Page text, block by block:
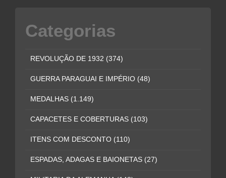
Categorias
REVOLUÇÃO DE 1932 (374)
GUERRA PARAGUAI E IMPÉRIO (48)
MEDALHAS (1.149)
CAPACETES E COBERTURAS (103)
ITENS COM DESCONTO (110)
ESPADAS, ADAGAS E BAIONETAS (27)